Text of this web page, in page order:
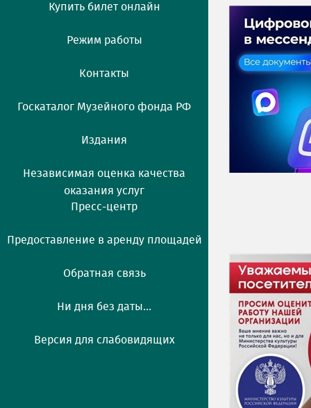
Купить билет онлайн
Режим работы
Контакты
Госкаталог Музейного фонда РФ
Издания
Независимая оценка качества
оказания услуг
Пресс-центр
Предоставление в аренду площадей
Обратная связь
Ни дня без даты...
Версия для слабовидящих